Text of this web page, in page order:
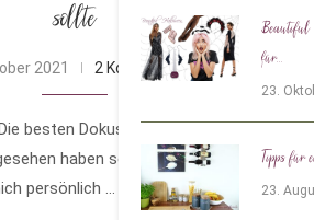
sollte
2021 2 Kommentare
besten Dokus über Nachhaltigkeit und
haben sollte. Nachhaltigkeit ist ein
persönlich …
Beautiful
für...
23.
Tipps für
23.